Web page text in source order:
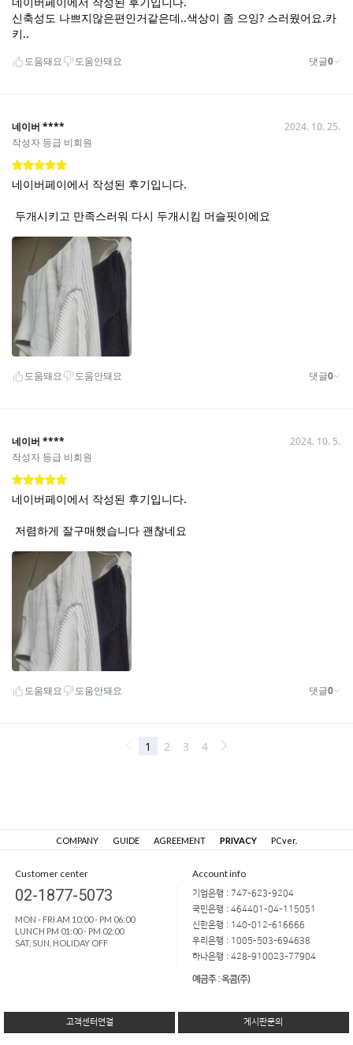
COMPANY GUIDE AGREEMENT PRIVACY PCver.
Customer center
02-1877-5073
MON - FRI AM 10:00 - PM 06:00
LUNCH PM 01:00 - PM 02:00
SAT, SUN, HOLIDAY OFF
Account info
기업은행 : 747-623-9204
국민은행 : 464401-04-115051
신한은행 : 140-012-616666
우리은행 : 1005-503-694638
하나은행 : 428-910023-77904
예금주 : 옥콤(주)
고객센터연결 게시판문의